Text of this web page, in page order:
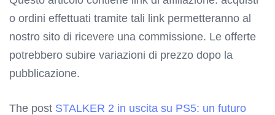
o ordini effettuati tramite tali link permetteranno al
nostro sito di ricevere una commissione. Le offerte
potrebbero subire variazioni di prezzo dopo la
pubblicazione.
The post STALKER 2 in uscita su PS5: un futuro